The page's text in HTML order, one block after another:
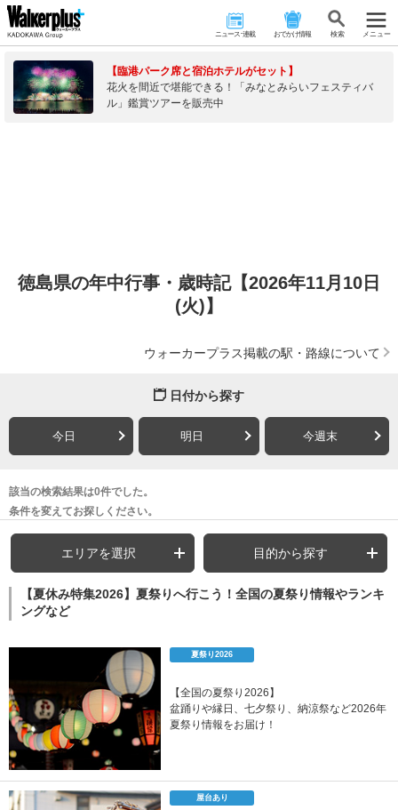
ニュース･連載 おでかけ情報 検 索 メニュー
【臨港パーク席と宿泊ホテルがセット】
花火を間近で堪能できる！「みなとみらいフェスティバ
ル」鑑賞ツアーを販売中
徳島県の年中行事・歳時記【2026年11月10日
(火)】
ウォーカープラス掲載の駅・路線について
日付から探す
今日 明日 今週末
該当の検索結果は0件でした。
条件を変えてお探しください。
エリアを選択 目的から探す
【夏休み特集2026】夏祭りへ行こう！全国の夏祭り情報やランキ
ングなど
夏祭り2026
【全国の夏祭り2026】
盆踊りや縁日、七夕祭り、納涼祭など2026年
夏祭り情報をお届け！
屋台あり